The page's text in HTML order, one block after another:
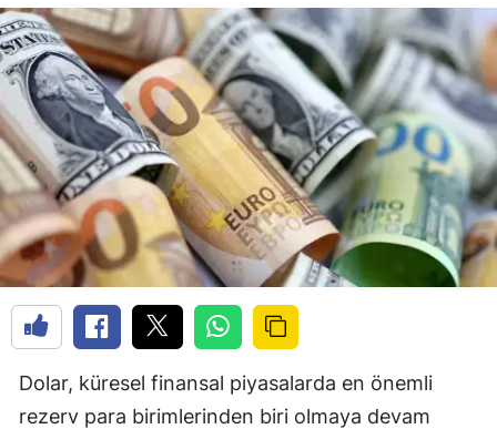
Dolar, küresel finansal piyasalarda en önemli
rezerv para birimlerinden biri olmaya devam